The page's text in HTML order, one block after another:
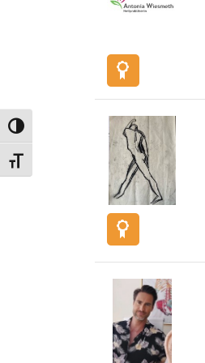
Umschalten auf hohe Kontraste
Schrift vergrößern